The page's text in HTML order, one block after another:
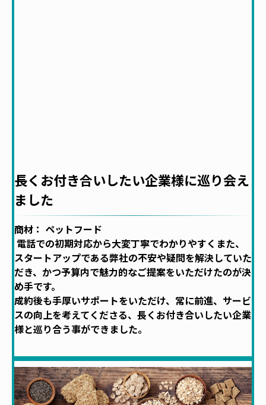
ました
商材： ペットフード
電話での初期対応から大変丁寧でわかりやすくまた、
スタートアップである弊社の不安や疑問を解決していた
だき、かつ予算内で魅力的なご提案をいただけたのが決
め手です。
成約後も手厚いサポートをいただけ、常に前進、サービ
スの向上を考えてくださる、長くお付き合いしたい企業
様と巡り合う事ができました。